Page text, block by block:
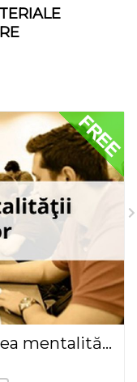
Andreas Hniatiuc: Formarea mentalităţii sportivilor